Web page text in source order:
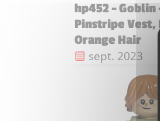
hp452 - Goblin
Pinstripe Vest,
Orange Hair
Date de sortie :
sept. 2023